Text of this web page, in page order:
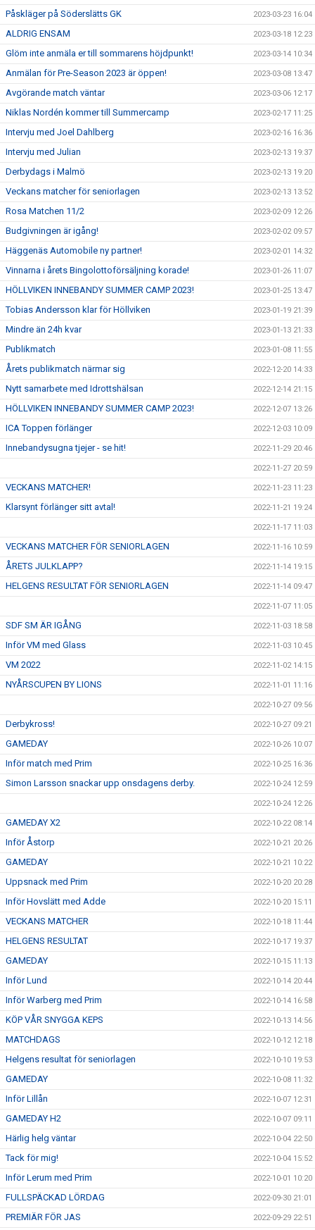
Påskläger på Söderslätts GK 2023-03-23 16:04
ALDRIG ENSAM 2023-03-18 12:23
Glöm inte anmäla er till sommarens höjdpunkt! 2023-03-14 10:34
Anmälan för Pre-Season 2023 är öppen! 2023-03-08 13:47
Avgörande match väntar 2023-03-06 12:17
Niklas Nordén kommer till Summercamp 2023-02-17 11:25
Intervju med Joel Dahlberg 2023-02-16 16:36
Intervju med Julian 2023-02-13 19:37
Derbydags i Malmö 2023-02-13 19:20
Veckans matcher för seniorlagen 2023-02-13 13:52
Rosa Matchen 11/2 2023-02-09 12:26
Budgivningen är igång! 2023-02-02 09:57
Häggenäs Automobile ny partner! 2023-02-01 14:32
Vinnarna i årets Bingolottoförsäljning korade! 2023-01-26 11:07
HÖLLVIKEN INNEBANDY SUMMER CAMP 2023! 2023-01-25 13:47
Tobias Andersson klar för Höllviken 2023-01-19 21:39
Mindre än 24h kvar 2023-01-13 21:33
Publikmatch 2023-01-08 11:55
Årets publikmatch närmar sig 2022-12-20 14:33
Nytt samarbete med Idrottshälsan 2022-12-14 21:15
HÖLLVIKEN INNEBANDY SUMMER CAMP 2023! 2022-12-07 13:26
ICA Toppen förlänger 2022-12-03 10:09
Innebandysugna tjejer - se hit! 2022-11-29 20:46
2022-11-27 20:59
VECKANS MATCHER! 2022-11-23 11:23
Klarsynt förlänger sitt avtal! 2022-11-21 19:24
2022-11-17 11:03
VECKANS MATCHER FÖR SENIORLAGEN 2022-11-16 10:59
ÅRETS JULKLAPP? 2022-11-14 19:15
HELGENS RESULTAT FÖR SENIORLAGEN 2022-11-14 09:47
2022-11-07 11:05
SDF SM ÄR IGÅNG 2022-11-03 18:58
Inför VM med Glass 2022-11-03 10:45
VM 2022 2022-11-02 14:15
NYÅRSCUPEN BY LIONS 2022-11-01 11:16
2022-10-27 09:56
Derbykross! 2022-10-27 09:21
GAMEDAY 2022-10-26 10:07
Inför match med Prim 2022-10-25 16:36
Simon Larsson snackar upp onsdagens derby. 2022-10-24 12:59
2022-10-24 12:26
GAMEDAY X2 2022-10-22 08:14
Inför Åstorp 2022-10-21 20:26
GAMEDAY 2022-10-21 10:22
Uppsnack med Prim 2022-10-20 20:28
Inför Hovslätt med Adde 2022-10-20 15:11
VECKANS MATCHER 2022-10-18 11:44
HELGENS RESULTAT 2022-10-17 19:37
GAMEDAY 2022-10-15 11:13
Inför Lund 2022-10-14 20:44
Inför Warberg med Prim 2022-10-14 16:58
KÖP VÅR SNYGGA KEPS 2022-10-13 14:56
MATCHDAGS 2022-10-12 12:18
Helgens resultat för seniorlagen 2022-10-10 19:53
GAMEDAY 2022-10-08 11:32
Inför Lillån 2022-10-07 12:31
GAMEDAY H2 2022-10-07 09:11
Härlig helg väntar 2022-10-04 22:50
Tack för mig! 2022-10-04 15:52
Inför Lerum med Prim 2022-10-01 10:20
FULLSPÄCKAD LÖRDAG 2022-09-30 21:01
PREMIÄR FÖR JAS 2022-09-29 22:51